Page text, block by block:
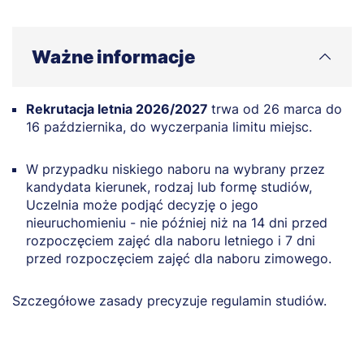
ubiegać się o przyjęcie po przejściu postępowania
doświadczenie zawodowe, ukończone kursy,
certyfikaty oraz posiadane kompetencje i decyduje o
należy złożyć po wcześniejszym kontakcie z Biurem
Rekrutacji.
Ważne informacje
Rekrutacja letnia 2026/2027 trwa od 26 marca do
16 października, do wyczerpania limitu miejsc.
W przypadku niskiego naboru na wybrany przez
kandydata kierunek, rodzaj lub formę studiów,
Uczelnia może podjąć decyzję o jego
nieuruchomieniu - nie później niż na 14 dni przed
rozpoczęciem zajęć dla naboru letniego i 7 dni
przed rozpoczęciem zajęć dla naboru zimowego.
Szczegółowe zasady precyzuje regulamin studiów.